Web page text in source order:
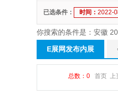
已选条件： 时间： 2022-
你搜索的条件是：安徽
E展网发布内展
总数：0 首页